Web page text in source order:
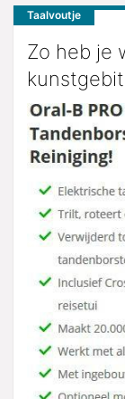
Taalvoutje
Zo heb je